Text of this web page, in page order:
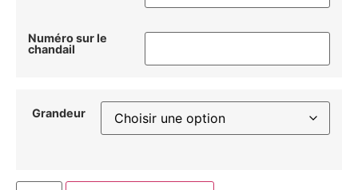
Numéro sur le
chandail
Grandeur